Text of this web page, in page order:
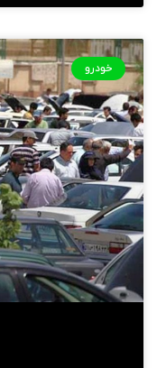
خودرو